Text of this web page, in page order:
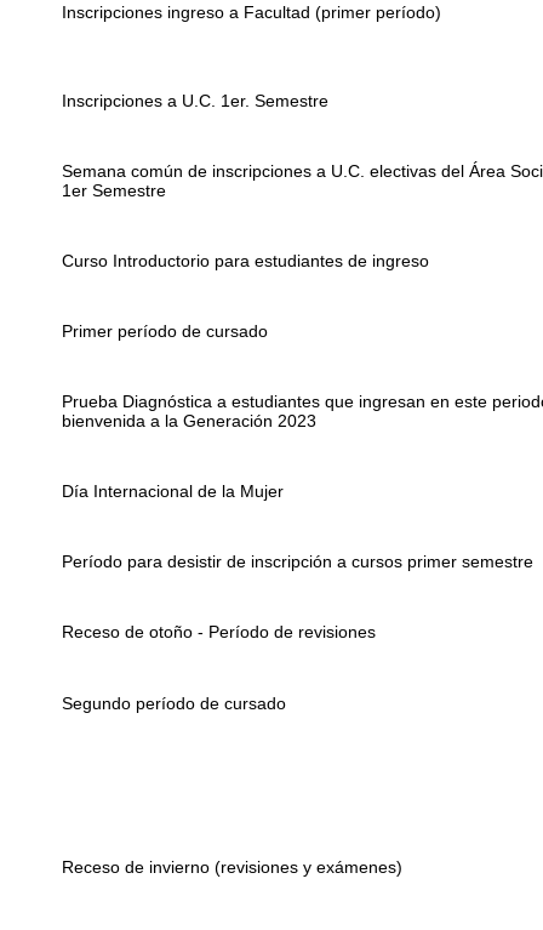
Inscripciones ingreso a Facultad (primer período)
Inscripciones a U.C. 1er. Semestre
Semana común de inscripciones a U.C. electivas del Área
1er Semestre
Curso Introductorio para estudiantes de ingreso
Primer período de cursado
Prueba Diagnóstica a estudiantes que ingresan en este
bienvenida a la Generación 2023
Día Internacional de la Mujer
Período para desistir de inscripción a cursos primer semestre
Receso de otoño - Período de revisiones
Segundo período de cursado
Receso de invierno (revisiones y exámenes)